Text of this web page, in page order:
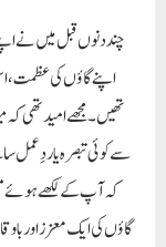
چند دنوں قبل میں نے
اپنے گاؤں کی عظمت،
تھیں۔ مجھے امید تھی
سے کوئی تبصرہ یا ردِعمل
کہ آپ کے لکھے ہوئے
گاؤں کی ایک معزز اور